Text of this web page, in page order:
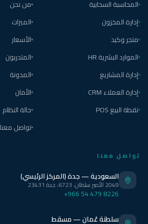
المحاسبة السحابية
إدارة المخزون
متجر وكيد
الموارد البشرية HR
إدارة المشاريع
إدارة العملاء CRM
نقطة البيع POS
من نحن
الميزات
الأسعار
المتدربون
المدونة
الأمان
حالة النظام
تواصل معنا
تواصل معنا
السعودية — جدة (المركز الرئيسي)
2049 الأمير سلطان، 6723، جدة 23431
+966 54 479 8226
سلطنة عُمان — مسقط